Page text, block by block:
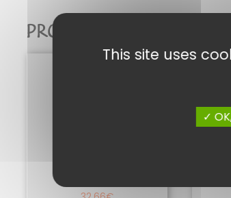
PRODUITS SIMILAIRES
This site uses